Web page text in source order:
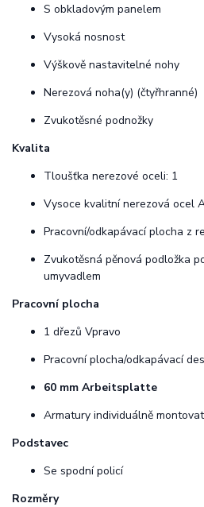
S obkladovým panelem
Vysoká nosnost
Výškově nastavitelné nohy
Nerezová noha(y) (čtyřhranné)
Zvukotěsné podnožky
Kvalita
Tloušťka nerezové oceli: 1
Vysoce kvalitní nerezová ocel
Pracovní/odkapávací plocha z
Zvukotěsná pěnová podložka
umyvadlem
Pracovní plocha
1 dřezů Vpravo
Pracovní plocha/odkapávací
60 mm Arbeitsplatte
Armatury individuálně
Podstavec
Se spodní policí
Rozměry